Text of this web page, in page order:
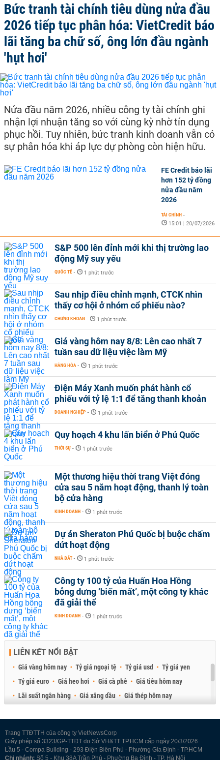
Bức tranh tài chính tiêu dùng nửa đầu
2026 tiếp tục phân hóa: VietCredit báo
lãi tăng ba chữ số, ông lớn đầu ngành
'hụt hơi'
Nửa đầu năm 2026, nhiều công ty tài chính ghi
nhận lợi nhuận tăng so với cùng kỳ nhờ tín dụng
phục hồi. Tuy nhiên, bức tranh kinh doanh vẫn có
sự phân hóa khi áp lực dự phòng còn hiện hữu.
FE Credit báo lãi
hơn 152 tỷ đồng
nửa đầu năm
2026
TÀI CHÍNH -
15:01 | 20/07/2026
S&P 500 lên đỉnh mới khi thị trường lao
động Mỹ suy yếu
QUỐC TẾ - 1 phút trước
Sau nhịp điều chỉnh mạnh, CTCK nhìn
thấy cơ hội ở nhóm cổ phiếu nào?
CHỨNG KHOÁN - 1 phút trước
Giá vàng hôm nay 8/8: Lên cao nhất 7
tuần sau dữ liệu việc làm Mỹ
HÀNG HÓA - 1 phút trước
Điện Máy Xanh muốn phát hành cổ
phiếu với tỷ lệ 1:1 để tăng thanh khoản
DOANH NGHIỆP - 1 phút trước
Quy hoạch 4 khu lấn biển ở Phú Quốc
THỜI SỰ - 1 phút trước
Một thương hiệu thời trang Việt đóng
cửa sau 5 năm hoạt động, thanh lý toàn
bộ cửa hàng
KINH DOANH - 1 phút trước
Dự án Sheraton Phú Quốc bị buộc chấm
dứt hoạt động
NHÀ ĐẤT - 1 phút trước
Công ty 100 tỷ của Huấn Hoa Hồng
bỗng dưng ‘biến mất’, một công ty khác
đã giải thể
KINH DOANH - 1 phút trước
LIÊN KẾT NỔI BẬT
Giá vàng hôm nay Tỷ giá ngoại tệ Tỷ giá usd
Tỷ giá yen
Tỷ giá euro
Giá heo hơi Giá cà phê
Giá tiêu hôm nay
Lãi suất ngân hàng
Giá xăng dầu
Giá thép hôm nay
Trang TTĐTTH của công ty VietNewsCorp
Giấy phép số 3323/GP-TTĐT do Sở VH&TT TP.HCM cấp ngày 20/3/2026
Lầu 5 - Compa Building - 293 Điện Biên Phủ - Phường Gia Định - TP.HCM
Chi nhánh: Số 5 - Khu 38A Trần Phú - Phường Ba Đình - TP. Hà Nội